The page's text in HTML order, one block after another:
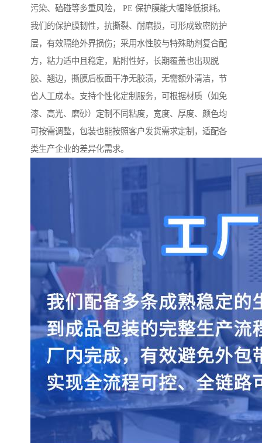
污染、磕碰等多重风险， PE 保护膜能大幅降低损耗。
我们的保护膜韧性，抗撕裂、耐磨损，可形成致密防护
层，有效隔绝外界损伤；采用水性胶与特殊助剂复合配
方，粘力适中且稳定，贴附性好，长期覆盖也出现脱
胶、翘边，撕膜后板面干净无胶渍，无需额外清洁，节
省人工成本。支持个性化定制服务，可根据材质（如免
漆、高光、磨砂）定制不同粘度，宽度、厚度、颜色均
可按需调整，包装也能按照客户发货需求定制，适配各
类生产企业的差异化需求。